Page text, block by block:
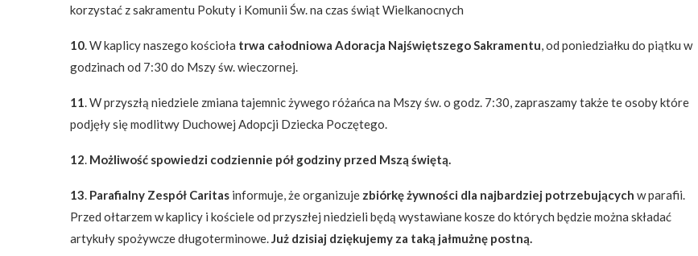
korzystać z sakramentu Pokuty i Komunii Św. na czas świąt Wielkanocnych
10. W kaplicy naszego kościoła trwa całodniowa Adoracja Najświętszego Sakramentu, od poniedziałku do piątku w
godzinach od 7:30 do Mszy św. wieczornej.
11. W przyszłą niedziele zmiana tajemnic żywego różańca na Mszy św. o godz. 7:30, zapraszamy także te osoby które
podjęły się modlitwy Duchowej Adopcji Dziecka Poczętego.
12. Możliwość spowiedzi codziennie pół godziny przed Mszą świętą.
13. Parafialny Zespół Caritas informuje, że organizuje zbiórkę żywności dla najbardziej potrzebujących w parafii.
Przed ołtarzem w kaplicy i kościele od przyszłej niedzieli będą wystawiane kosze do których będzie można składać
artykuły spożywcze długoterminowe.Już dzisiaj dziękujemy za taką jałmużnę postną.